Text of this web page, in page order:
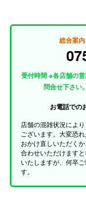
総合案
受付時間 ※各店舗の
問合せ下さい。
お電話での
店舗の混雑状況によ
ございます。大変恐
おかけ直しいただくか
合わせいただけます
いたしますが、何卒
す。